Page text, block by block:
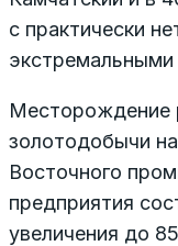
с практически
Месторождение
золотодобычи
Восточного
предприятия
увеличения до